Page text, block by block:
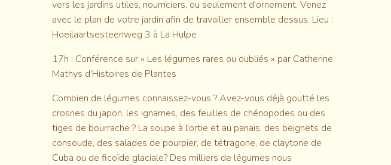
vers les jardins utiles, nourriciers, ou seulement d'ornement. Venez
avec le plan de votre jardin afin de travailler ensemble dessus. Lieu :
Hoeilaartsesteenweg 3 à La Hulpe
17h : Conférence sur « Les légumes rares ou oubliés » par Catherine
Mathys d’Histoires de Plantes
Combien de légumes connaissez-vous ? Avez-vous déjà goutté les
crosnes du japon, les ignames, des feuilles de chénopodes ou des
tiges de bourrache ? La soupe à l'ortie et au panais, des beignets de
consoude, des salades de pourpier, de tétragone, de claytone de
Cuba ou de ficoïde glaciale? Des milliers de légumes nous